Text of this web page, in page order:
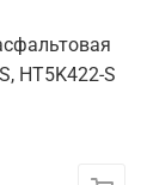
HT5K422-S